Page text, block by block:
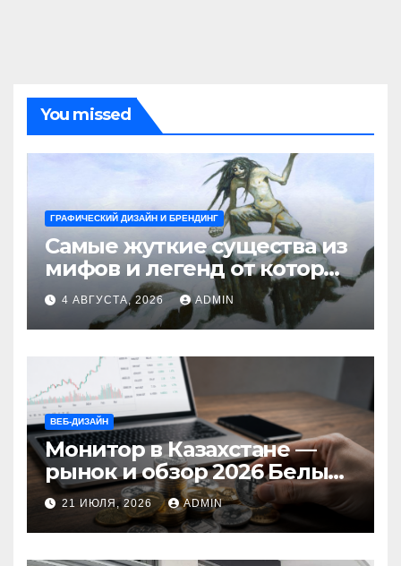
You missed
ГРАФИЧЕСКИЙ ДИЗАЙН И БРЕНДИНГ
Самые жуткие существа из
мифов и легенд от которых
стынет кровь
4 АВГУСТА, 2026 ADMIN
ВЕБ-ДИЗАЙН
Монитор в Казахстане —
рынок и обзор 2026 Белый
Ветер Shop.kz
21 ИЮЛЯ, 2026 ADMIN